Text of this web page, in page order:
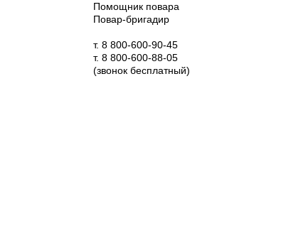
Помощник повара
Повар-бригадир
т. 8 800-600-90-45
т. 8 800-600-88-05
(звонок бесплатный)